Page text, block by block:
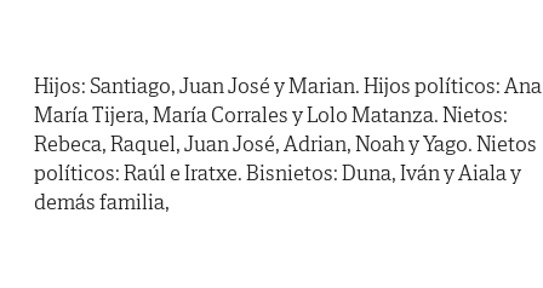
Hijos: Santiago, Juan José y Marian. Hijos políticos: Ana
María Tijera, María Corrales y Lolo Matanza. Nietos:
Rebeca, Raquel, Juan José, Adrian, Noah y Yago. Nietos
políticos: Raúl e Iratxe. Bisnietos: Duna, Iván y Aiala y
demás familia,